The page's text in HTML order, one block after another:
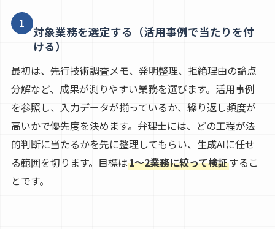
1
対象業務を選定する（活用事例で当たりを付
ける）
最初は、先行技術調査メモ、発明整理、拒絶理由の論点
分解など、成果が測りやすい業務を選びます。活用事例
を参照し、入力データが揃っているか、繰り返し頻度が
高いかで優先度を決めます。弁理士には、どの工程が法
的判断に当たるかを先に整理してもらい、生成AIに任せ
る範囲を切ります。目標は1〜2業務に絞って検証するこ
とです。